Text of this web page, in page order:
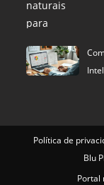
Política de
Blu
Portal